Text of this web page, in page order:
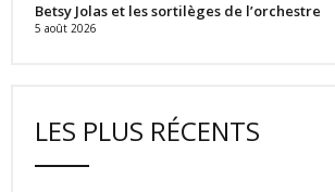
Betsy Jolas et les sortilèges de l’orchestre
5 août 2026
LES PLUS RÉCENTS